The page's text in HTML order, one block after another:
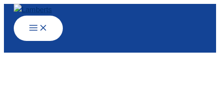
naar